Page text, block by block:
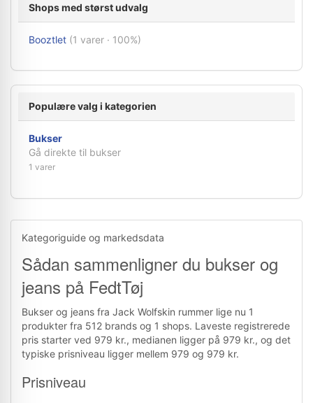
Shops med størst udvalg
Booztlet (1 varer · 100%)
Populære valg i kategorien
Bukser
Gå direkte til bukser
1 varer
Kategoriguide og markedsdata
Sådan sammenligner du bukser og
jeans på FedtTøj
Bukser og jeans fra Jack Wolfskin rummer lige nu 1
produkter fra 512 brands og 1 shops. Laveste registrerede
pris starter ved 979 kr., medianen ligger på 979 kr., og det
typiske prisniveau ligger mellem 979 og 979 kr.
Prisniveau